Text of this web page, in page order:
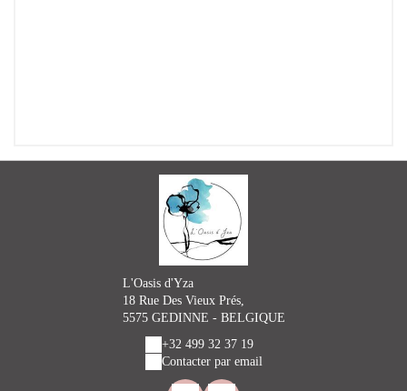
L'Oasis d'Yza
18 Rue Des Vieux Prés,
5575 GEDINNE - BELGIQUE
+32 499 32 37 19
Contacter par email